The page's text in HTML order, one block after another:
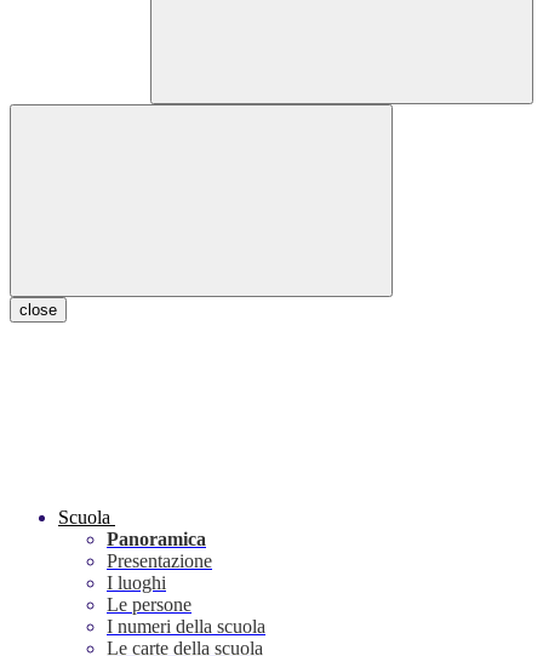
close
Scuola
Panoramica
Presentazione
I luoghi
Le persone
I numeri della scuola
Le carte della scuola